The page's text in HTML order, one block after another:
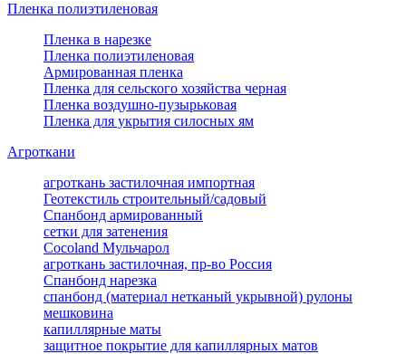
Пленка полиэтиленовая
Пленка в нарезке
Пленка полиэтиленовая
Армированная пленка
Пленка для сельского хозяйства черная
Пленка воздушно-пузырьковая
Пленка для укрытия силосных ям
Агроткани
агроткань застилочная импортная
Геотекстиль строительный/садовый
Спанбонд армированный
сетки для затенения
Cocoland Мульчарол
агроткань застилочная, пр-во Россия
Спанбонд нарезка
спанбонд (материал нетканый укрывной) рулоны
мешковина
капиллярные маты
защитное покрытие для капиллярных матов